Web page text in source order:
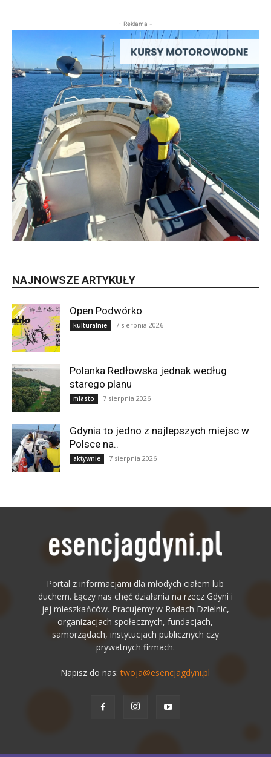
- Reklama -
NAJNOWSZE ARTYKUŁY
Open Podwórko
kulturalnie 7 sierpnia 2026
Polanka Redłowska jednak według
starego planu
miasto 7 sierpnia 2026
Gdynia to jedno z najlepszych miejsc w
Polsce na..
aktywnie 7 sierpnia 2026
Portal z informacjami dla młodych ciałem lub
duchem. Łączy nas chęć działania na rzecz Gdyni i
jej mieszkańców. Pracujemy w Radach Dzielnic,
organizacjach społecznych, fundacjach,
samorządach, instytucjach publicznych czy
prywatnych firmach.
Napisz do nas:twoja@esencjagdyni.pl